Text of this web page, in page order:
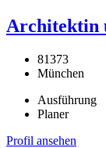
Architektin
81373
München
Ausführung
Planer
Profil ansehen